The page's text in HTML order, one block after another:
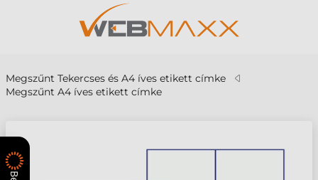
Megszűnt Tekercses és A4 íves etikett címke
Megszűnt A4 íves etikett címke